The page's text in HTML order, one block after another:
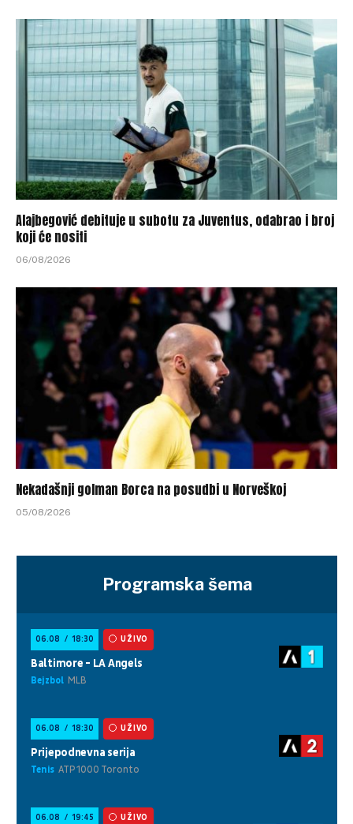
Alajbegović debituje u subotu za Juventus, odabrao i broj
koji će nositi
06/08/2026
Nekadašnji golman Borca na posudbi u Norveškoj
05/08/2026
Programska šema